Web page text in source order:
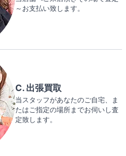
～お支払い致します。
C. 出張買取
当スタッフがあなたのご自宅、ま
たはご指定の場所までお伺いし査
定致します。